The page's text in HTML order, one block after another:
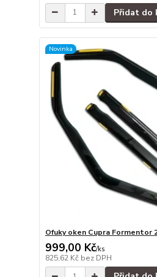
Přidat do
Novinka
Ofuky oken Cupra Formentor
999,00 Kč/ks
825,62 Kč bez DPH